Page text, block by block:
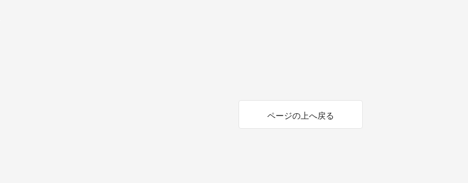
ページの上へ戻る